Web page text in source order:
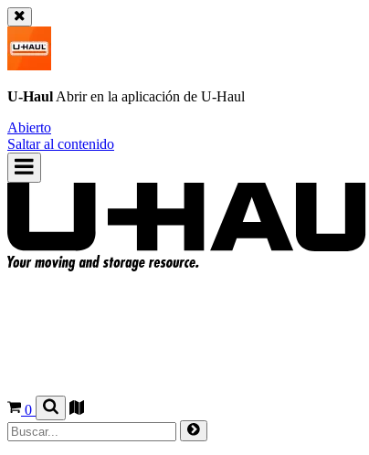
U-Haul Abrir en la aplicación de U-Haul
Abierto
Saltar al contenido
0